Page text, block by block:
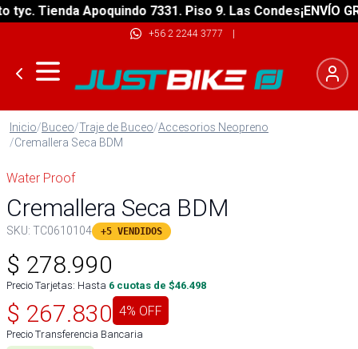
Tienda Apoquindo 7331. Piso 9. Las Condes¡ENVÍO
+56 2 2244 3777 |
Inicio/Buceo/Traje de Buceo/Accesorios Neopreno
/Cremallera Seca BDM
Water Proof
Cremallera Seca BDM
SKU: TC0610104 +5 VENDIDOS
$ 278.990
Precio Tarjetas: Hasta 6 cuotas de $46.498
$ 267.830 4% OFF
Precio Transferencia Bancaria